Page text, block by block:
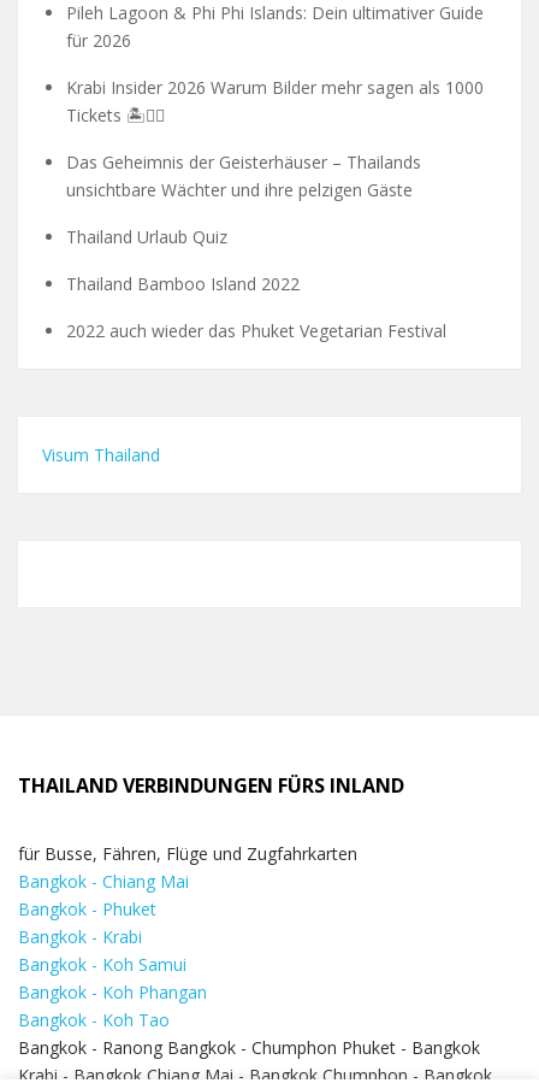
Pileh Lagoon & Phi Phi Islands: Dein ultimativer Guide
für 2026
Krabi Insider 2026 Warum Bilder mehr sagen als 1000
Tickets 🏝️🧗‍♂️
Das Geheimnis der Geisterhäuser – Thailands
unsichtbare Wächter und ihre pelzigen Gäste
Thailand Urlaub Quiz
Thailand Bamboo Island 2022
2022 auch wieder das Phuket Vegetarian Festival
Visum Thailand
THAILAND VERBINDUNGEN FÜRS INLAND
für Busse, Fähren, Flüge und Zugfahrkarten
Bangkok - Chiang Mai
Bangkok - Phuket
Bangkok - Krabi
Bangkok - Koh Samui
Bangkok - Koh Phangan
Bangkok - Koh Tao
Bangkok - Ranong Bangkok - Chumphon Phuket - Bangkok
Krabi - Bangkok Chiang Mai - Bangkok Chumphon - Bangkok